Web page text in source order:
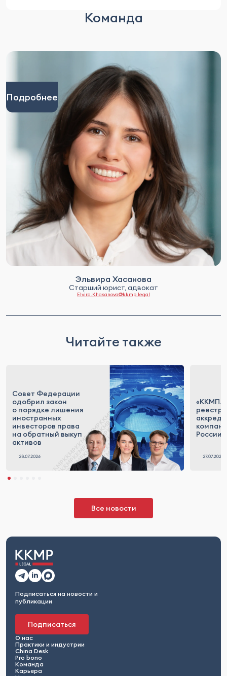
Команда
Подробнее
Эльвира Хасанова
Старший юрист, адвокат
Elvira.Khasanova@kkmp.legal
Читайте также
Совет Федерации
одобрил закон
о порядке лишения
иностранных
инвесторов права
на обратный выкуп
активов
реестр
России
Все новости
Подписаться на новости и
публикации
Подписаться
О нас
Практики и индустрии
China Desk
Pro bono
Команда
Карьера